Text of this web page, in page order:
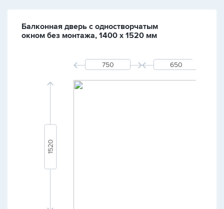
Балконная дверь с одностворчатым
окном без монтажа, 1400 х 1520 мм